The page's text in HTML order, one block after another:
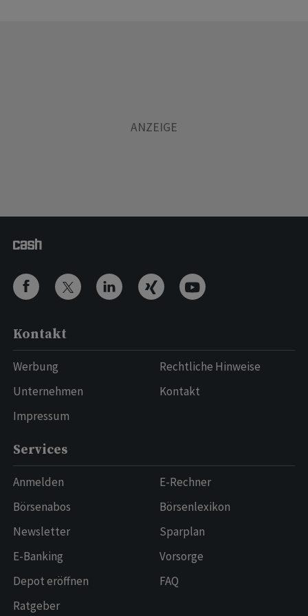
Kontakt
Werbung
Unternehmen
Impressum
Rechtliche Hinweise
Kontakt
Services
Anmelden
Börsenabos
Newsletter
E-Banking
Depot eröffnen
Ratgeber
E-Rechner
Börsenlexikon
Sparplan
Vorsorge
FAQ